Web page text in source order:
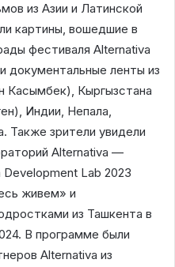
из Азии и Латинской
картины, вошедшие в
фестиваля Alternativa
документальные ленты из
Касымбек), Кыргызстана
Индии, Непала,
Также зрители увидели
Alternativa —
Lab 2023
живем» и
из Ташкента в
В программе были
Alternativa из